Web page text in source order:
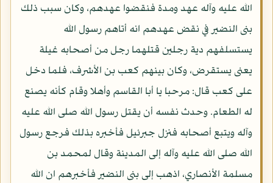
الله عليه وآله عهد ومدة فنقضوا عهدهم، وكان سبب ذلك
بنى النضير في نقض عهدهم انه أتاهم رسول الله
يستسلفهم دية رجلين قتلهما رجل من أصحابه غيلة
يعنى يستقرض، وكان بينهم كعب بن الأشرف، فلما دخل
على كعب قال: مرحبا يا أبا القاسم وأهلا وقام كأنه يصنع
له الطعام. وحدث نفسه أن يقتل رسول الله صلى الله عليه
وآله ويتبع أصحابه فنزل جبرئيل فأخبره بذلك فرجع رسول
الله صلى الله عليه وآله إلى المدينة وقال لمحمد بن
مسلمة الأنصاري، اذهب إلى بنى النضير فأخبرهم ان الله